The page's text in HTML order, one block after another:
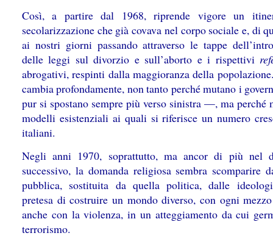
Così, a partire dal 1968, riprende vigore un
secolarizzazione che già covava nel corpo sociale e, di
ai nostri giorni passando attraverso le tappe
delle leggi sul divorzio e sull’aborto e i rispettivi
abrogativi, respinti dalla maggioranza della
cambia profondamente, non tanto perché mutano i
pur si spostano sempre più verso sinistra —, ma perché
modelli esistenziali ai quali si riferisce un numero
italiani.
Negli anni 1970, soprattutto, ma ancor di più nel
successivo, la domanda religiosa sembra scomparire
pubblica, sostituita da quella politica, dalle
pretesa di costruire un mondo diverso, con ogni
anche con la violenza, in un atteggiamento da cui
terrorismo.